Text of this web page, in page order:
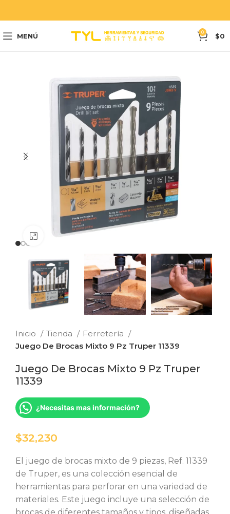
MENÚ 0 $0
Clic para ampliar
Inicio Tienda
Ferretería
Juego De Brocas Mixto 9 Pz Truper 11339
Juego De Brocas Mixto 9 Pz Truper
11339
¿Necesitas mas información?
$
El juego de brocas mixto de 9 piezas, Ref. 11339
de Truper, es una colección esencial de
herramientas para perforar en una variedad de
materiales. Este juego incluye una selección de